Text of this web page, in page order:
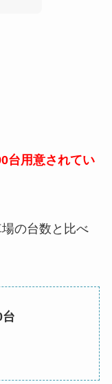
台用意されてい
の台数と比べ